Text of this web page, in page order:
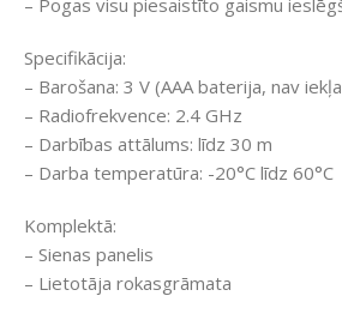
– Pogas visu piesaistīto gaismu
Specifikācija:
– Barošana: 3 V (AAA baterija, nav
– Radiofrekvence: 2.4 GHz
– Darbības attālums: līdz 30 m
– Darba temperatūra: -20°C līdz 60°C
Komplektā:
– Sienas panelis
– Lietotāja rokasgrāmata